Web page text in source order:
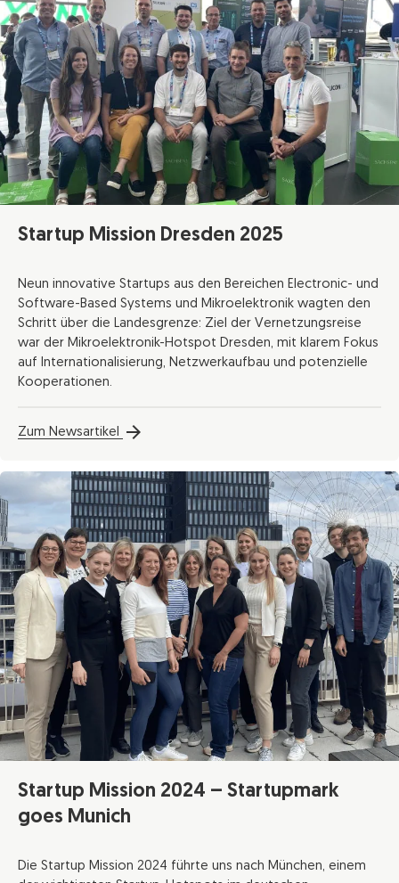
Startup Mission Dresden 2025
Neun innovative Startups aus den Bereichen Electronic- und
Software-Based Systems und Mikroelektronik wagten den
Schritt über die Landesgrenze: Ziel der Vernetzungsreise
war der Mikroelektronik-Hotspot Dresden, mit klarem Fokus
auf Internationalisierung, Netzwerkaufbau und potenzielle
Kooperationen.
Zum Newsartikel
Startup Mission 2024 – Startupmark
goes Munich
Die Startup Mission 2024 führte uns nach München, einem